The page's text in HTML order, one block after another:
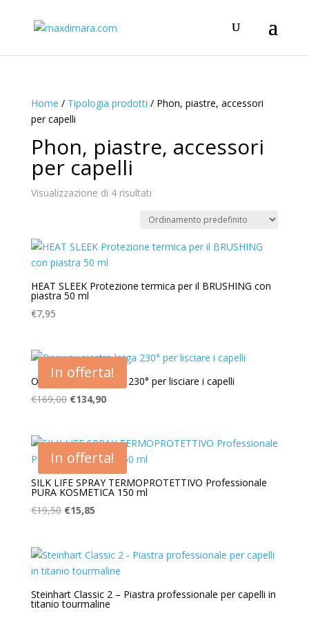
Home / Tipologia prodotti / Phon, piastre, accessori
per capelli
Phon, piastre, accessori
per capelli
Visualizzazione di 4 risultati
HEAT SLEEK Protezione termica per il BRUSHING con
piastra 50 ml
€7,95
In offerta!
Oneway piastra larga 230° per lisciare i capelli
€169,00 Il
era:
€169,00.
€134,90Il
è:
€134,90.
In offerta!
SILK LIFE SPRAY TERMOPROTETTIVO Professionale
PURA KOSMETICA 150 ml
€19,50 Il
era:
€19,50.
€15,85Il
è:
€15,85.
Steinhart Classic 2 – Piastra professionale per capelli in
titanio tourmaline